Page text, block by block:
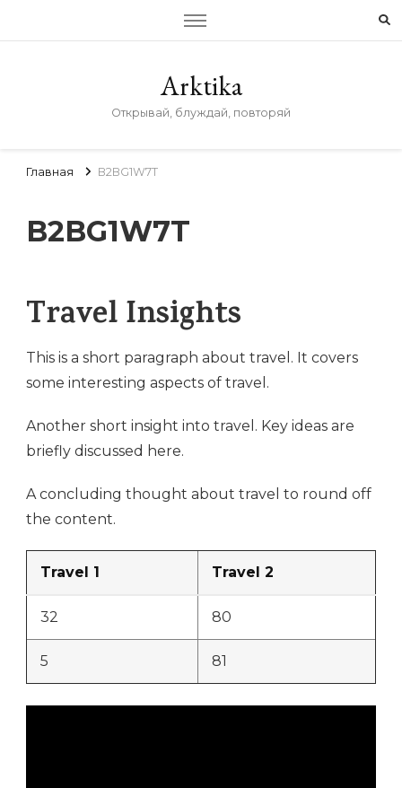
Arktika
Открывай, блуждай, повторяй
Главная B2BG1W7T
B2BG1W7T
Travel Insights
This is a short paragraph about travel. It covers
some interesting aspects of travel.
Another short insight into travel. Key ideas are
briefly discussed here.
A concluding thought about travel to round off
the content.
Travel 1 Travel 2
32 80
5 81